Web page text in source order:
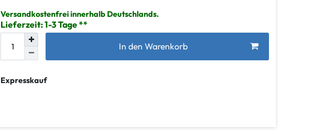
Versandkostenfrei innerhalb Deutschlands.
Lieferzeit: 1-3 Tage
In den Warenkorb
Expresskauf